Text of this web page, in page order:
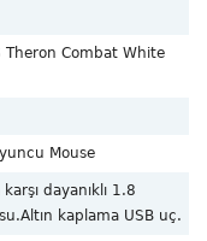
Theron Combat White
Mouse
dayanıklı 1.8
kaplama USB uç.